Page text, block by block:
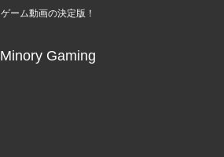
ゲーム動画の決定版！
Minory Gaming